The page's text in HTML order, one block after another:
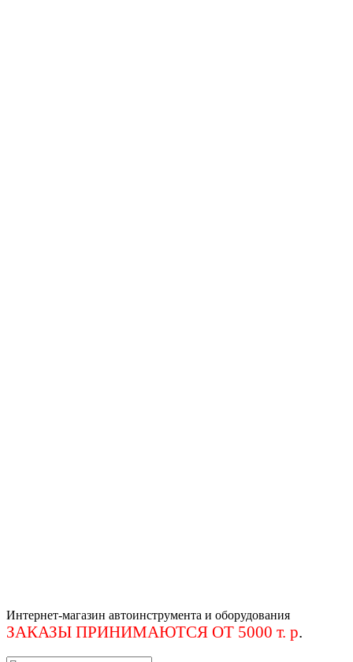
Интернет-магазин автоинструмента и оборудования
ЗАКАЗЫ ПРИНИМАЮТСЯ ОТ 5000 т. р.